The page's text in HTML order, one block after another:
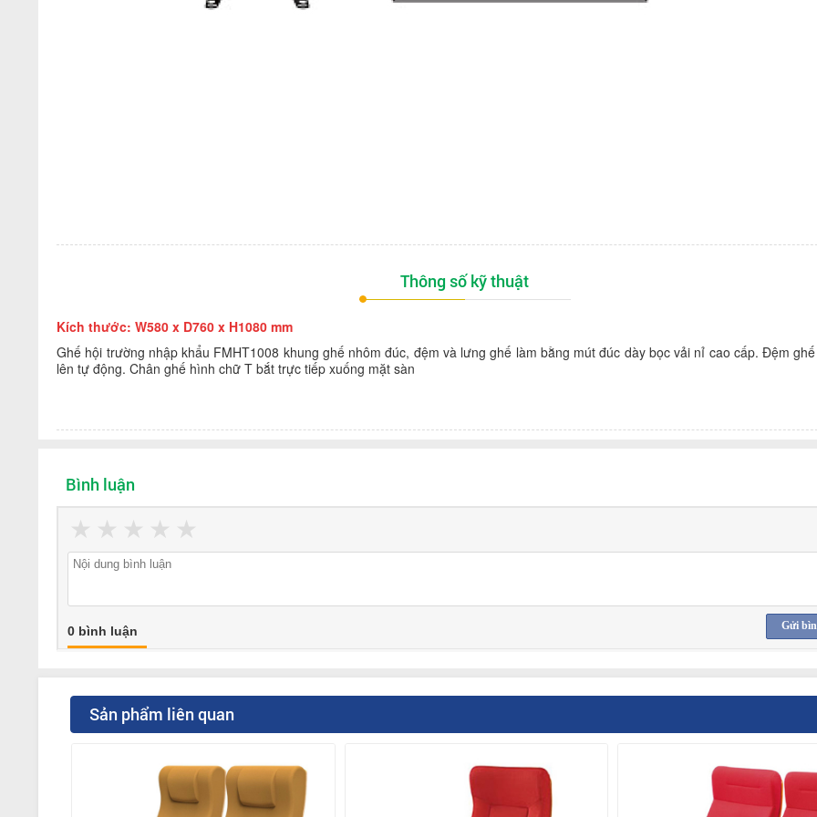
Thông số kỹ thuật
Kích thước: W580 x D760 x H1080 mm
Ghế hội trường nhập khẩu FMHT1008 khung ghế nhôm đúc, đệm và lưng ghế làm bằng mút đúc dày bọc vải nỉ cao cấp. Đệm
lên tự động. Chân ghế hình chữ T bắt trực tiếp xuống mặt sàn
Bình luận
★
★
★
★
★
Gửi
0 bình luận
Sản phẩm liên quan